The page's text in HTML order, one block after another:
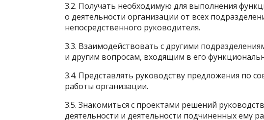
3.2. Получать необходимую для выполнения
о деятельности организации от всех
непосредственного руководителя.
3.3. Взаимодействовать с другими
и другим вопросам, входящим в его
3.4. Представлять руководству предложения по
работы организации.
3.5. Знакомиться с проектами решений
деятельности и деятельности подчиненных ему